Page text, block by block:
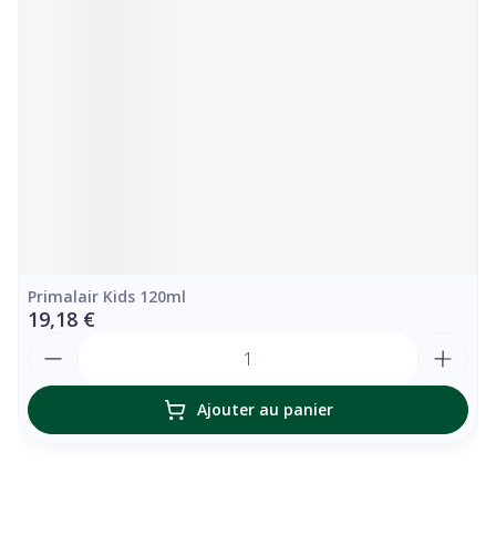
Primalair Kids 120ml
19,18 €
Ajouter au panier